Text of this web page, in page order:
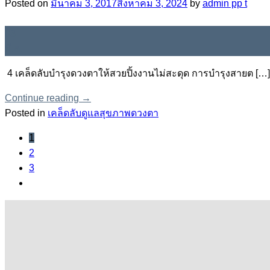
Posted on มีนาคม 3, 2017สิงหาคม 3, 2024 by admin pp t
4 เคล็ดลับบำรุงดวงตาให้สวยปิ้งงานไม่สะดุด การบำรุงสายต […]
Continue reading →
Posted in เคล็ดลับดูแลสุขภาพดวงตา
1
2
3